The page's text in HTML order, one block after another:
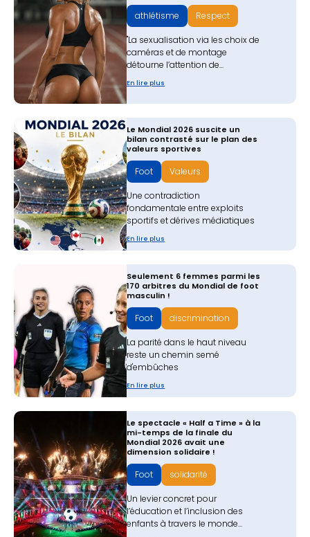
athlétisme Respect
"La sexualisation via les choix de
caméras et de montage
détourne l’attention de...
En lire plus
Le Mondial 2026 suscite un
bilan contrasté sur le plan des
valeurs sportives
Foot Valeurs
Une contradiction
fondamentale entre exploits
sportifs et dérives médiatiques
En lire plus
Seulement 6 femmes parmi les
170 arbitres du Mondial de foot
masculin !
Foot discrimination
La parité dans le haut niveau
reste un chemin semé
d'embûches
En lire plus
Le spectacle « Half a Time » à la
mi-temps de la finale du
Mondial 2026 avait une
dimension solidaire !
Foot solidarité
Un levier concret pour
l’éducation et l’inclusion des
enfants à travers le monde...